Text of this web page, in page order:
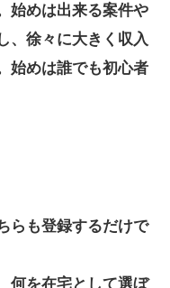
始めは出来る案件や
、徐々に大きく収入
始めは誰でも初心者
らも登録するだけで
何を在宅として選ぼ